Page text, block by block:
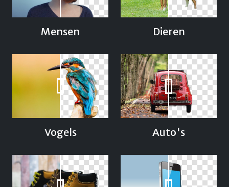
Mensen Dieren
Vogels Auto's